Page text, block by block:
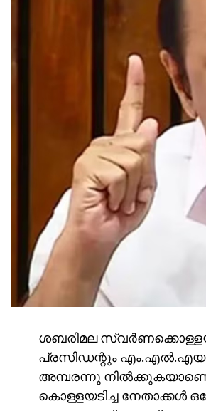
ശബരിമല
പ്രസിഡന്റും
അമ്പരന്നു
കൊള്ളയടിച്ച നേതാക്കള്‍